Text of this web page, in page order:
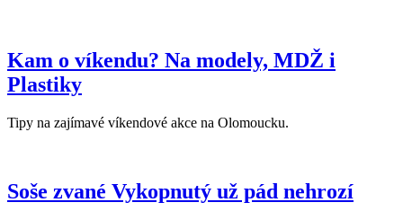
Kam o víkendu? Na modely, MDŽ i
Plastiky
Tipy na zajímavé víkendové akce na Olomoucku.
Soše zvané Vykopnutý už pád nehrozí